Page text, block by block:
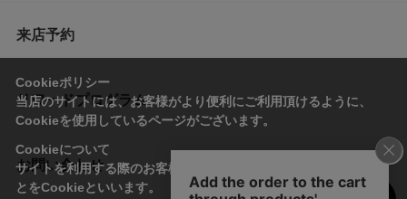
来店予約
リワードプログラム
お問い合わせ
Cookieポリシー
当店のサイトには、お客様がより便利にご利用頂けるように、
Cookieを使用しているページがございます。
Cookieについて
サイトを利用する際のお客様情報をPC上で記録管理する技術のこ
とをCookieといいます。